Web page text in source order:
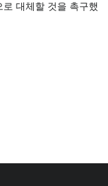
대체할 것을 촉구했